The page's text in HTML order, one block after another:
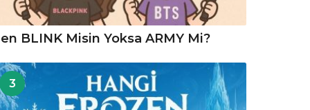
BLINK Misin Yoksa ARMY Mi?
3